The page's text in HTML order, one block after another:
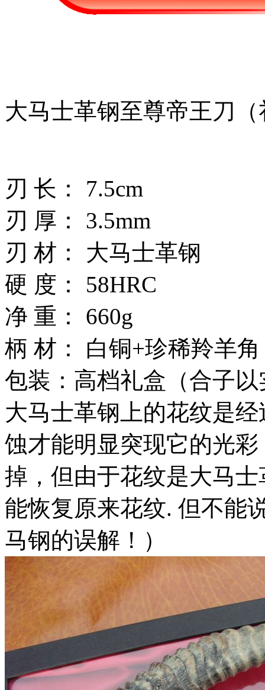
大马士革钢至尊帝王刀
刃 长： 7.5cm
刃 厚： 3.5mm
刃 材： 大马士革钢
硬 度： 58HRC
净 重： 660g
柄 材： 白铜+珍稀羚羊角
包装：高档礼盒（合子
大马士革钢上的花纹是
蚀才能明显突现它的光
掉，但由于花纹是大马
能恢复原来花纹. 但不能
马钢的误解！）